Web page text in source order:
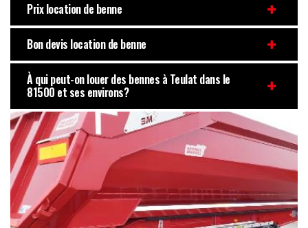
Prix location de benne
Bon devis location de benne
À qui peut-on louer des bennes à Teulat dans le
81500 et ses environs?